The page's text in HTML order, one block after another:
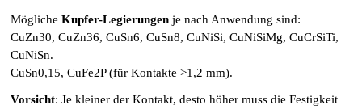
Mögliche Kupfer-Legierungen je nach Anwendung sind:
CuZn30, CuZn36, CuSn6, CuSn8, CuNiSi, CuNiSiMg, CuCrSiTi,
CuNiSn.
CuSn0,15, CuFe2P (für Kontakte >1,2 mm).
Vorsicht: Je kleiner der Kontakt, desto höher muss die Festigkeit